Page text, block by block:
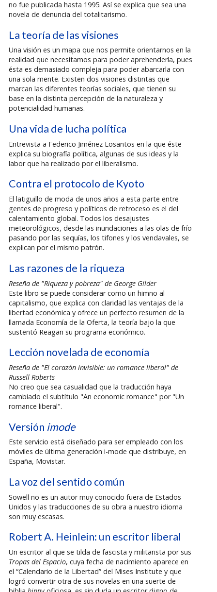
no fue publicada hasta 1995. Así se explica que sea una
novela de denuncia del totalitarismo.
La teoría de las visiones
Una visión es un mapa que nos permite orientarnos en la
realidad que necesitamos para poder aprehenderla, pues
ésta es demasiado compleja para poder abarcarla con
una sola mente. Existen dos visiones distintas que
marcan las diferentes teorías sociales, que tienen su
base en la distinta percepción de la naturaleza y
potencialidad humanas.
Una vida de lucha política
Entrevista a Federico Jiménez Losantos en la que éste
explica su biografía política, algunas de sus ideas y la
labor que ha realizado por el liberalismo.
Contra el protocolo de Kyoto
El latiguillo de moda de unos años a esta parte entre
gentes de progreso y políticos de retroceso es el del
calentamiento global. Todos los desajustes
meteorológicos, desde las inundaciones a las olas de frío
pasando por las sequías, los tifones y los vendavales, se
explican por el mismo patrón.
Las razones de la riqueza
Reseña de "Riqueza y pobreza" de George Gilder
Este libro se puede considerar como un himno al
capitalismo, que explica con claridad las ventajas de la
libertad económica y ofrece un perfecto resumen de la
llamada Economía de la Oferta, la teoría bajo la que
sustentó Reagan su programa económico.
Lección novelada de economía
Reseña de "El corazón invisible: un romance liberal" de
Russell Roberts
No creo que sea casualidad que la traducción haya
cambiado el subtítulo "An economic romance" por "Un
romance liberal".
Versión imode
Este servicio está diseñado para ser empleado con los
móviles de última generación i-mode que distribuye, en
España, Movistar.
La voz del sentido común
Sowell no es un autor muy conocido fuera de Estados
Unidos y las traducciones de su obra a nuestro idioma
son muy escasas.
Robert A. Heinlein: un escritor liberal
Un escritor al que se tilda de fascista y militarista por sus
Tropas del Espacio, cuya fecha de nacimiento aparece en
el “Calendario de la Libertad” del Mises Institute y que
logró convertir otra de sus novelas en una suerte de